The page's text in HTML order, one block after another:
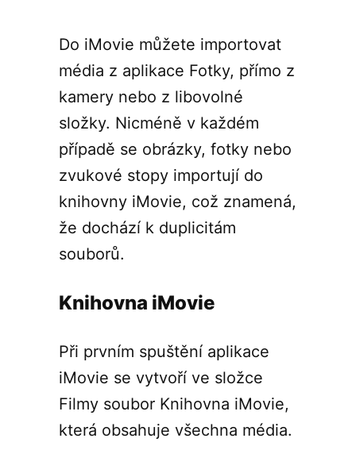
Do iMovie můžete importovat
média z aplikace Fotky, přímo z
kamery nebo z libovolné
složky. Nicméně v každém
případě se obrázky, fotky nebo
zvukové stopy importují do
knihovny iMovie, což znamená,
že dochází k duplicitám
souborů.
Knihovna iMovie
Při prvním spuštění aplikace
iMovie se vytvoří ve složce
Filmy soubor Knihovna iMovie,
která obsahuje všechna média.